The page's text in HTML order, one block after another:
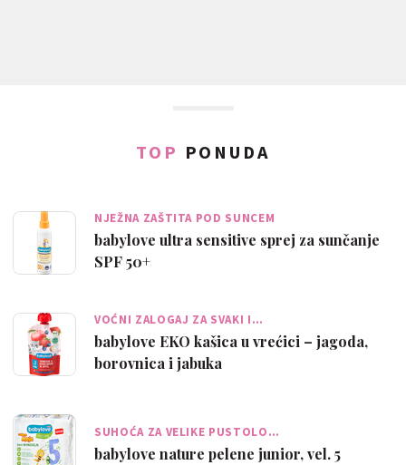
TOP PONUDA
NJEŽNA ZAŠTITA POD SUNCEM
babylove ultra sensitive sprej za sunčanje
SPF 50+
VOĆNI ZALOGAJ ZA SVAKI I…
babylove EKO kašica u vrećici – jagoda,
borovnica i jabuka
SUHOĆA ZA VELIKE PUSTOLO…
babylove nature pelene junior, vel. 5